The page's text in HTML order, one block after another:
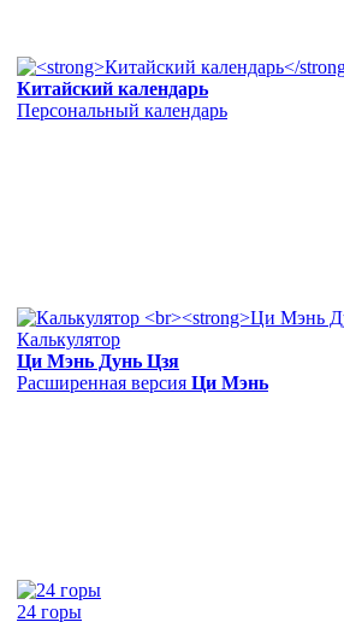
Китайский календарь
Персональный календарь
Калькулятор
Ци Мэнь Дунь Цзя
Расширенная версия Ци Мэнь
24 горы